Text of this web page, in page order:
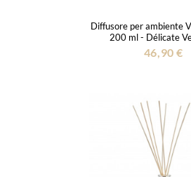
Diffusore per ambiente
200 ml - Délicate
46,90 €